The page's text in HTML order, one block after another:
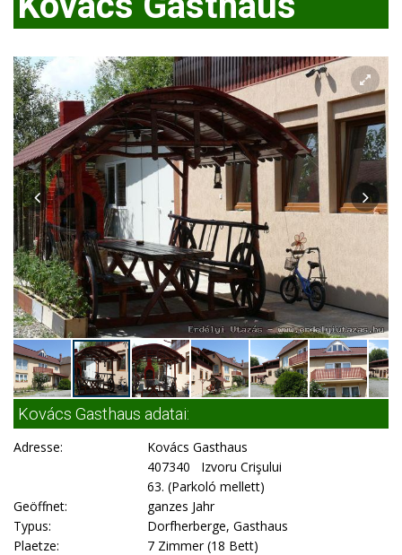
Kovács Gasthaus adatai:
Adresse:
Kovács Gasthaus
407340 Izvoru Crişului
63. (Parkoló mellett)
Geöffnet:
ganzes Jahr
Typus:
Dorfherberge, Gasthaus
Plaetze:
7 Zimmer (18 Bett)